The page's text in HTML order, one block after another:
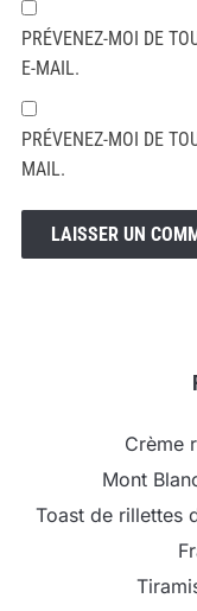
PRÉVENEZ-MOI DE
E-MAIL.
PRÉVENEZ-MOI DE
MAIL.
Crème
Mont
Toast de rillettes